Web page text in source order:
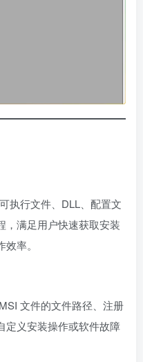
执行文件、DLL、配置文
，满足用户快速获取安装
率。
文件的文件路径、注册
定义安装操作或软件故障